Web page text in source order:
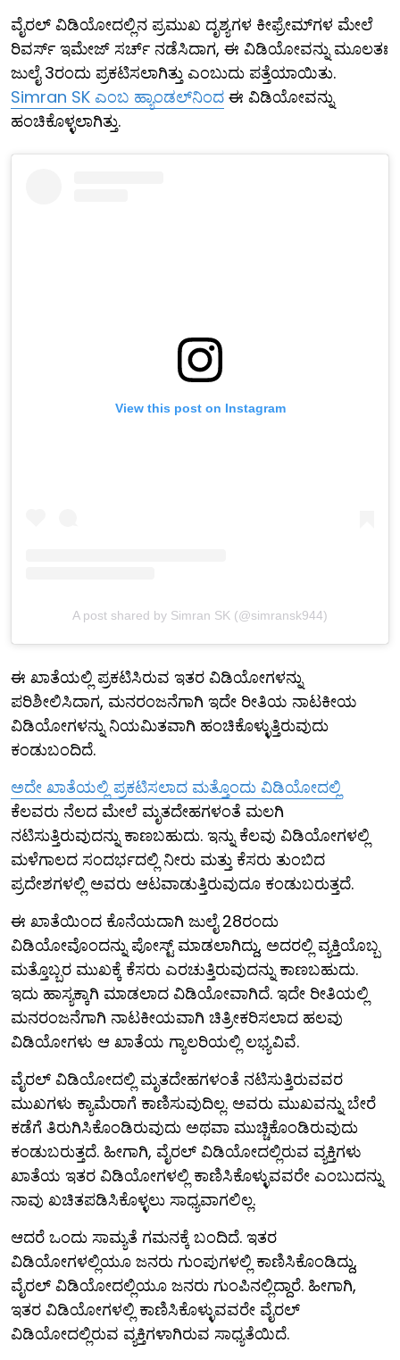
ವೈರಲ್ ವಿಡಿಯೋದಲ್ಲಿನ ಪ್ರಮುಖ ದೃಶ್ಯಗಳ ಕೀಫ್ರೇಮ್‌ಗಳ ಮೇಲೆ
ರಿವರ್ಸ್ ಇಮೇಜ್ ಸರ್ಚ್ ನಡೆಸಿದಾಗ, ಈ ವಿಡಿಯೋವನ್ನು ಮೂಲತಃ
ಜುಲೈ 3ರಂದು ಪ್ರಕಟಿಸಲಾಗಿತ್ತು ಎಂಬುದು ಪತ್ತೆಯಾಯಿತು.
Simran SK ಎಂಬ ಹ್ಯಾಂಡಲ್‌ನಿಂದ ಈ ವಿಡಿಯೋವನ್ನು
ಹಂಚಿಕೊಳ್ಳಲಾಗಿತ್ತು.
View this post on Instagram
A post shared by Simran SK (@simransk944)
ಈ ಖಾತೆಯಲ್ಲಿ ಪ್ರಕಟಿಸಿರುವ ಇತರ ವಿಡಿಯೋಗಳನ್ನು
ಪರಿಶೀಲಿಸಿದಾಗ, ಮನರಂಜನೆಗಾಗಿ ಇದೇ ರೀತಿಯ ನಾಟಕೀಯ
ವಿಡಿಯೋಗಳನ್ನು ನಿಯಮಿತವಾಗಿ ಹಂಚಿಕೊಳ್ಳುತ್ತಿರುವುದು
ಕಂಡುಬಂದಿದೆ.
ಅದೇ ಖಾತೆಯಲ್ಲಿ ಪ್ರಕಟಿಸಲಾದ ಮತ್ತೊಂದು ವಿಡಿಯೋದಲ್ಲಿ
ಕೆಲವರು ನೆಲದ ಮೇಲೆ ಮೃತದೇಹಗಳಂತೆ ಮಲಗಿ
ನಟಿಸುತ್ತಿರುವುದನ್ನು ಕಾಣಬಹುದು. ಇನ್ನು ಕೆಲವು ವಿಡಿಯೋಗಳಲ್ಲಿ
ಮಳೆಗಾಲದ ಸಂದರ್ಭದಲ್ಲಿ ನೀರು ಮತ್ತು ಕೆಸರು ತುಂಬಿದ
ಪ್ರದೇಶಗಳಲ್ಲಿ ಅವರು ಆಟವಾಡುತ್ತಿರುವುದೂ ಕಂಡುಬರುತ್ತದೆ.
ಈ ಖಾತೆಯಿಂದ ಕೊನೆಯದಾಗಿ ಜುಲೈ 28ರಂದು
ವಿಡಿಯೋವೊಂದನ್ನು ಪೋಸ್ಟ್ ಮಾಡಲಾಗಿದ್ದು, ಅದರಲ್ಲಿ ವ್ಯಕ್ತಿಯೊಬ್ಬ
ಮತ್ತೊಬ್ಬರ ಮುಖಕ್ಕೆ ಕೆಸರು ಎರಚುತ್ತಿರುವುದನ್ನು ಕಾಣಬಹುದು.
ಇದು ಹಾಸ್ಯಕ್ಕಾಗಿ ಮಾಡಲಾದ ವಿಡಿಯೋವಾಗಿದೆ. ಇದೇ ರೀತಿಯಲ್ಲಿ
ಮನರಂಜನೆಗಾಗಿ ನಾಟಕೀಯವಾಗಿ ಚಿತ್ರೀಕರಿಸಲಾದ ಹಲವು
ವಿಡಿಯೋಗಳು ಆ ಖಾತೆಯ ಗ್ಯಾಲರಿಯಲ್ಲಿ ಲಭ್ಯವಿವೆ.
ವೈರಲ್ ವಿಡಿಯೋದಲ್ಲಿ ಮೃತದೇಹಗಳಂತೆ ನಟಿಸುತ್ತಿರುವವರ
ಮುಖಗಳು ಕ್ಯಾಮೆರಾಗೆ ಕಾಣಿಸುವುದಿಲ್ಲ. ಅವರು ಮುಖವನ್ನು ಬೇರೆ
ಕಡೆಗೆ ತಿರುಗಿಸಿಕೊಂಡಿರುವುದು ಅಥವಾ ಮುಚ್ಚಿಕೊಂಡಿರುವುದು
ಕಂಡುಬರುತ್ತದೆ. ಹೀಗಾಗಿ, ವೈರಲ್ ವಿಡಿಯೋದಲ್ಲಿರುವ ವ್ಯಕ್ತಿಗಳು
ಖಾತೆಯ ಇತರ ವಿಡಿಯೋಗಳಲ್ಲಿ ಕಾಣಿಸಿಕೊಳ್ಳುವವರೇ ಎಂಬುದನ್ನು
ನಾವು ಖಚಿತಪಡಿಸಿಕೊಳ್ಳಲು ಸಾಧ್ಯವಾಗಲಿಲ್ಲ.
ಆದರೆ ಒಂದು ಸಾಮ್ಯತೆ ಗಮನಕ್ಕೆ ಬಂದಿದೆ. ಇತರ
ವಿಡಿಯೋಗಳಲ್ಲಿಯೂ ಜನರು ಗುಂಪುಗಳಲ್ಲಿ ಕಾಣಿಸಿಕೊಂಡಿದ್ದು,
ವೈರಲ್ ವಿಡಿಯೋದಲ್ಲಿಯೂ ಜನರು ಗುಂಪಿನಲ್ಲಿದ್ದಾರೆ. ಹೀಗಾಗಿ,
ಇತರ ವಿಡಿಯೋಗಳಲ್ಲಿ ಕಾಣಿಸಿಕೊಳ್ಳುವವರೇ ವೈರಲ್
ವಿಡಿಯೋದಲ್ಲಿರುವ ವ್ಯಕ್ತಿಗಳಾಗಿರುವ ಸಾಧ್ಯತೆಯಿದೆ.